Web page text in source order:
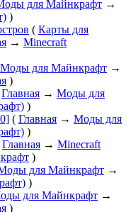
для Майнкрафт →
)
( Карты для
→ Minecraft
Моды для Майнкрафт →
)
Главная → Моды для
)
( Главная → Моды для
)
Главная → Minecraft
)
для Майнкрафт →
)
для Майнкрафт →
)